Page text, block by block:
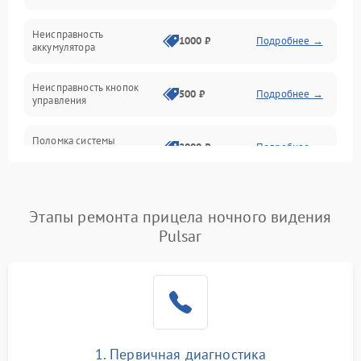
Неисправность
аккумулятора
1000 ₽ Подробнее →
Неисправность кнопок
управления
500 ₽ Подробнее →
Поломка системы
2000 ₽ Подробнее →
Этапы ремонта прицела ночного видения
Pulsar
1. Первичная диагностика